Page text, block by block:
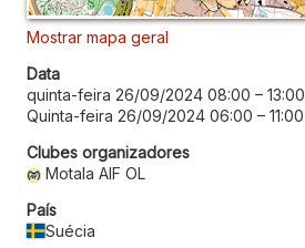
Mostrar mapa geral
Data
quinta-feira 26/09/2024 08:00 – 13:00
Quinta-feira 26/09/2024 06:00 – 11:00
Clubes organizadores
Motala AIF OL
País
Suécia